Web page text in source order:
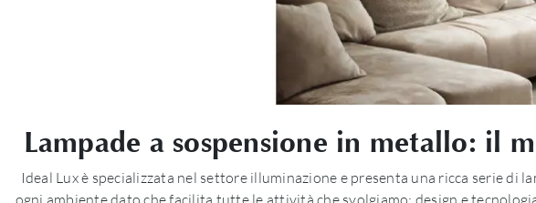
Lampade a sospensione in metallo: il
Ideal Lux è specializzata nel settore illuminazione e presenta una ricca serie di